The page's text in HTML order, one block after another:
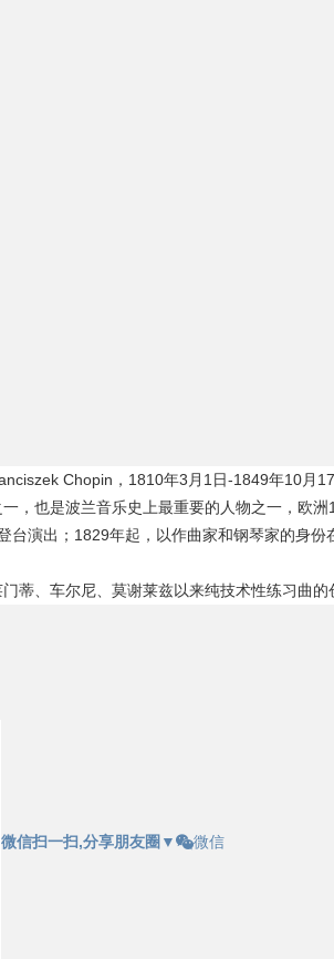
Chopin，1810年3月1日-1849年10月
，也是波兰音乐史上最重要的人物之一，欧洲
台演出；1829年起，以作曲家和钢琴家的身
蒂、车尔尼、莫谢莱兹以来纯技术性练习曲
微信扫一扫,分享朋友圈 ▼ 微信